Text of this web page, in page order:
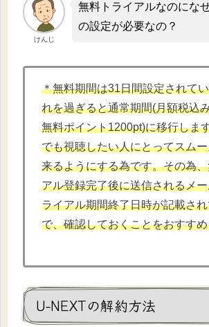
けんじ
無料トライアルなのにな
の設定が必要なの？
＊無料期間は31日間設定されて
れを過ぎると通常期間(月額税込
無料ポイント1200pt)に移行しま
でも視聴したい人にとってスム
来るようにする為です。その為
アル登録完了後に送信されるメ
ライアル期間終了日時が記載さ
で、確認しておくことをおすす
U-NEXTの解約方法